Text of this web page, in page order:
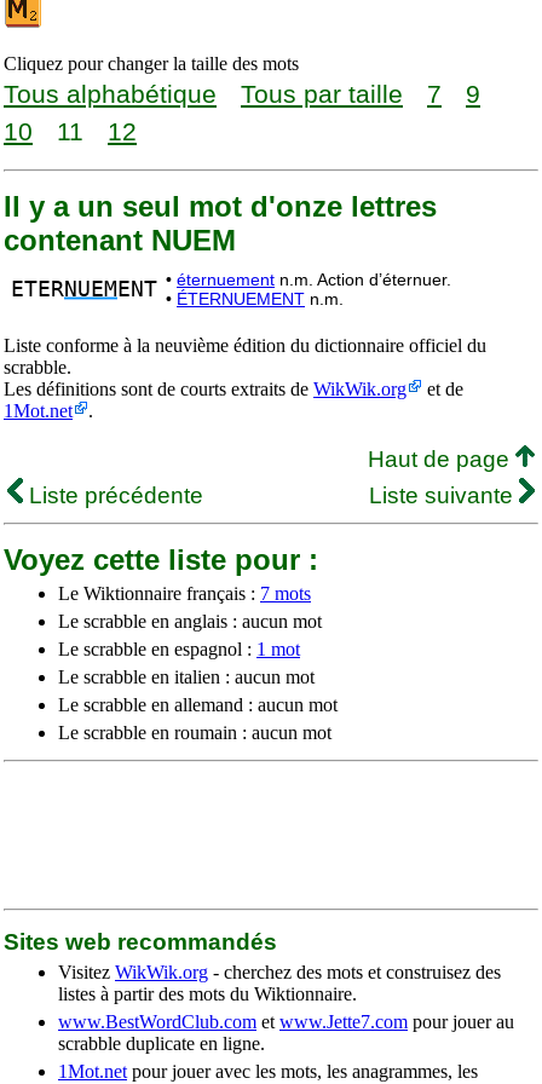
Cliquez pour changer la taille des mots
Tous alphabétique Tous par taille 7
9
10
11 12
Il y a un seul mot d'onze lettres
contenant NUEM
ETERNUEM ENT • éternuement n.m. Action d’éternuer.
• ÉTERNUEMENT n.m.
Liste conforme à la neuvième édition du dictionnaire officiel du
scrabble.
Les définitions sont de courts extraits de WikWik.org
et de
1Mot.net
.
Haut de page
Liste précédente
Liste suivante
Voyez cette liste pour :
Le Wiktionnaire français : 7 mots
Le scrabble en anglais : aucun mot
Le scrabble en espagnol : 1 mot
Le scrabble en italien : aucun mot
Le scrabble en allemand : aucun mot
Le scrabble en roumain : aucun mot
Sites web recommandés
Visitez WikWik.org - cherchez des mots et construisez des
listes à partir des mots du Wiktionnaire.
www.BestWordClub.com et www.Jette7.com pour jouer au
scrabble duplicate en ligne.
1Mot.net pour jouer avec les mots, les anagrammes, les